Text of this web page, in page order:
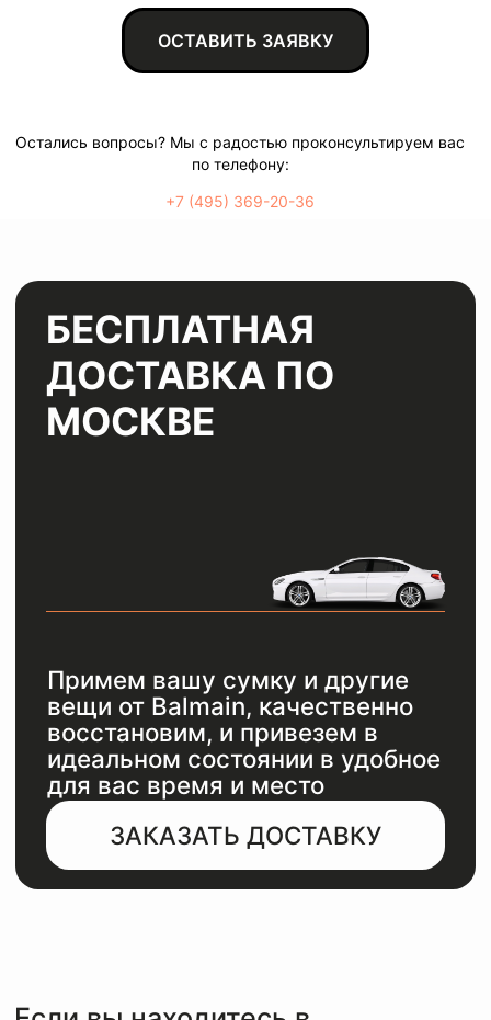
ОСТАВИТЬ ЗАЯВКУ
Остались вопросы? Мы с радостью проконсультируем вас
по телефону:
+7 (495) 369-20-36
Ваш телефон
ОСТАВИТЬ ЗАЯВКУ